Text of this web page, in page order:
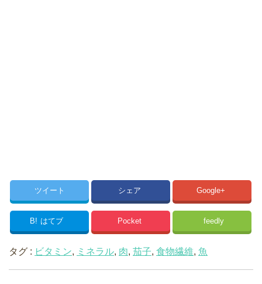
ツイート シェア Google+
B! はてブ Pocket feedly
タグ : ビタミン, ミネラル, 肉, 茄子, 食物繊維, 魚